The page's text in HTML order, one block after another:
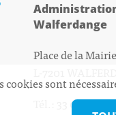
Walferdange
Place de la
Tél.: 33 01 44 - 1
cookies sont